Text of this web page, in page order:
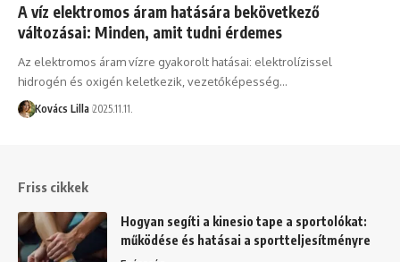
A víz elektromos áram hatására bekövetkező
változásai: Minden, amit tudni érdemes
Az elektromos áram vízre gyakorolt hatásai: elektrolízissel
hidrogén és oxigén keletkezik, vezetőképesség…
Kovács Lilla 2025.11.11.
Friss cikkek
Hogyan segíti a kinesio tape a sportolókat:
működése és hatásai a sportteljesítményre